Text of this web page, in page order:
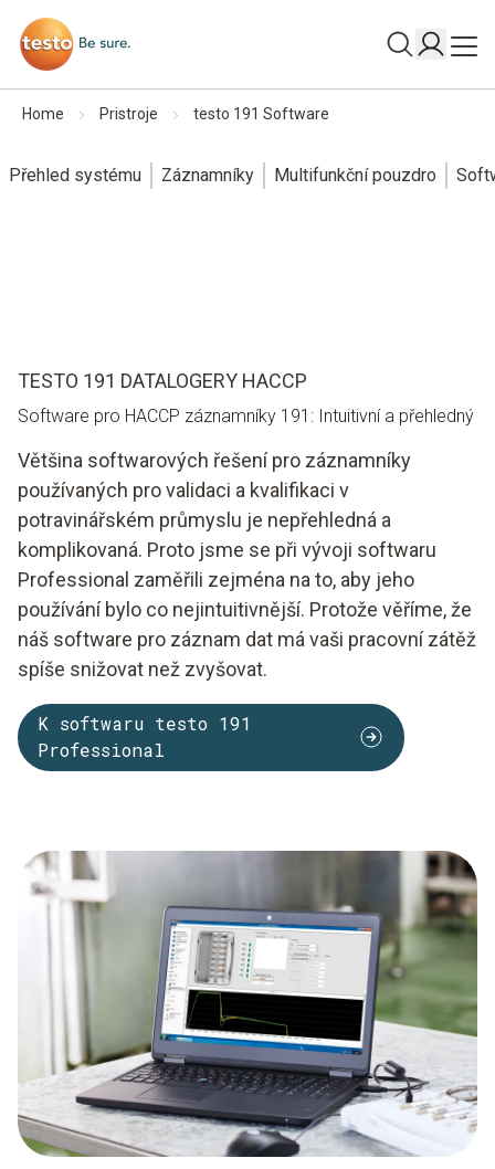
Home Pristroje testo 191 Software
Přehled systému Záznamníky Multifunkční pouzdro
TESTO 191 DATALOGERY HACCP
Software pro HACCP záznamníky 191: Intuitivní a přehledný
Většina softwarových řešení pro záznamníky
používaných pro validaci a kvalifikaci v
potravinářském průmyslu je nepřehledná a
komplikovaná. Proto jsme se při vývoji softwaru
Professional zaměřili zejména na to, aby jeho
používání bylo co nejintuitivnější. Protože věříme, že
náš software pro záznam dat má vaši pracovní zátěž
spíše snižovat než zvyšovat.
K softwaru testo 191
Professional